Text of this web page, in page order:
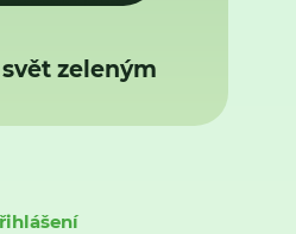
zeleným